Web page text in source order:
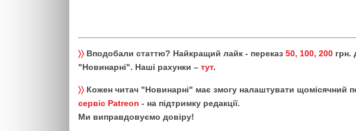
〉〉 Вподобали статтю? Найкращий лайк - переказ 50, 100, 200 грн.
"Новинарні". Наші рахунки – тут.
〉〉 Кожен читач "Новинарні" має змогу налаштувати щомісячний
сервіс Patreon - на підтримку редакції.
Ми виправдовуємо довіру!